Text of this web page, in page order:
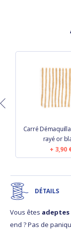
Carré
rayé or
3,90
DÉTAILS
Vous êtes adeptes
end ? Pas de